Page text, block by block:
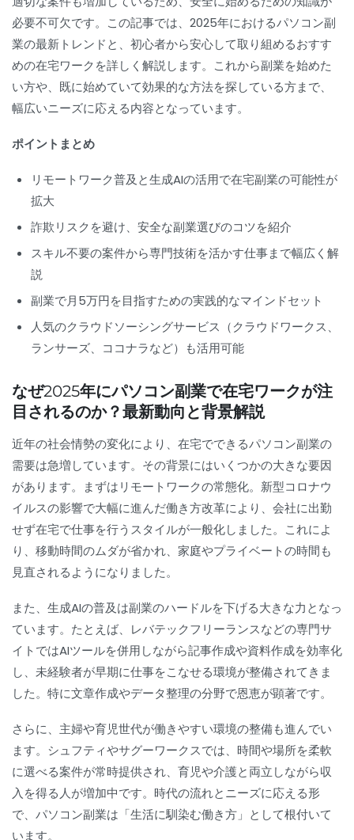
必要不可欠です。この記事では、2025年におけるパソコン副
業の最新トレンドと、初心者から安心して取り組めるおすす
めの在宅ワークを詳しく解説します。これから副業を始めた
い方や、既に始めていて効果的な方法を探している方まで、
幅広いニーズに応える内容となっています。
ポイントまとめ
リモートワーク普及と生成AIの活用で在宅副業の可能性が
拡大
詐欺リスクを避け、安全な副業選びのコツを紹介
スキル不要の案件から専門技術を活かす仕事まで幅広く解
説
副業で月5万円を目指すための実践的なマインドセット
人気のクラウドソーシングサービス（クラウドワークス、
ランサーズ、ココナラなど）も活用可能
なぜ2025年にパソコン副業で在宅ワークが注
目されるのか？最新動向と背景解説
近年の社会情勢の変化により、在宅でできるパソコン副業の
需要は急増しています。その背景にはいくつかの大きな要因
があります。まずはリモートワークの常態化。新型コロナウ
イルスの影響で大幅に進んだ働き方改革により、会社に出勤
せず在宅で仕事を行うスタイルが一般化しました。これによ
り、移動時間のムダが省かれ、家庭やプライベートの時間も
見直されるようになりました。
また、生成AIの普及は副業のハードルを下げる大きな力となっ
ています。たとえば、レバテックフリーランスなどの専門サ
イトではAIツールを併用しながら記事作成や資料作成を効率化
し、未経験者が早期に仕事をこなせる環境が整備されてきま
した。特に文章作成やデータ整理の分野で恩恵が顕著です。
さらに、主婦や育児世代が働きやすい環境の整備も進んでい
ます。シュフティやサグーワークスでは、時間や場所を柔軟
に選べる案件が常時提供され、育児や介護と両立しながら収
入を得る人が増加中です。時代の流れとニーズに応える形
で、パソコン副業は「生活に馴染む働き方」として根付いて
います。